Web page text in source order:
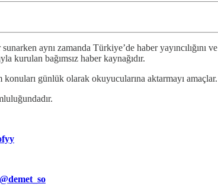
aynı zamanda Türkiye’de haber yayıncılığını ve
kurulan bağımsız haber kaynağıdır.
günlük olarak okuyucularına aktarmayı amaçlar.
@demet_so